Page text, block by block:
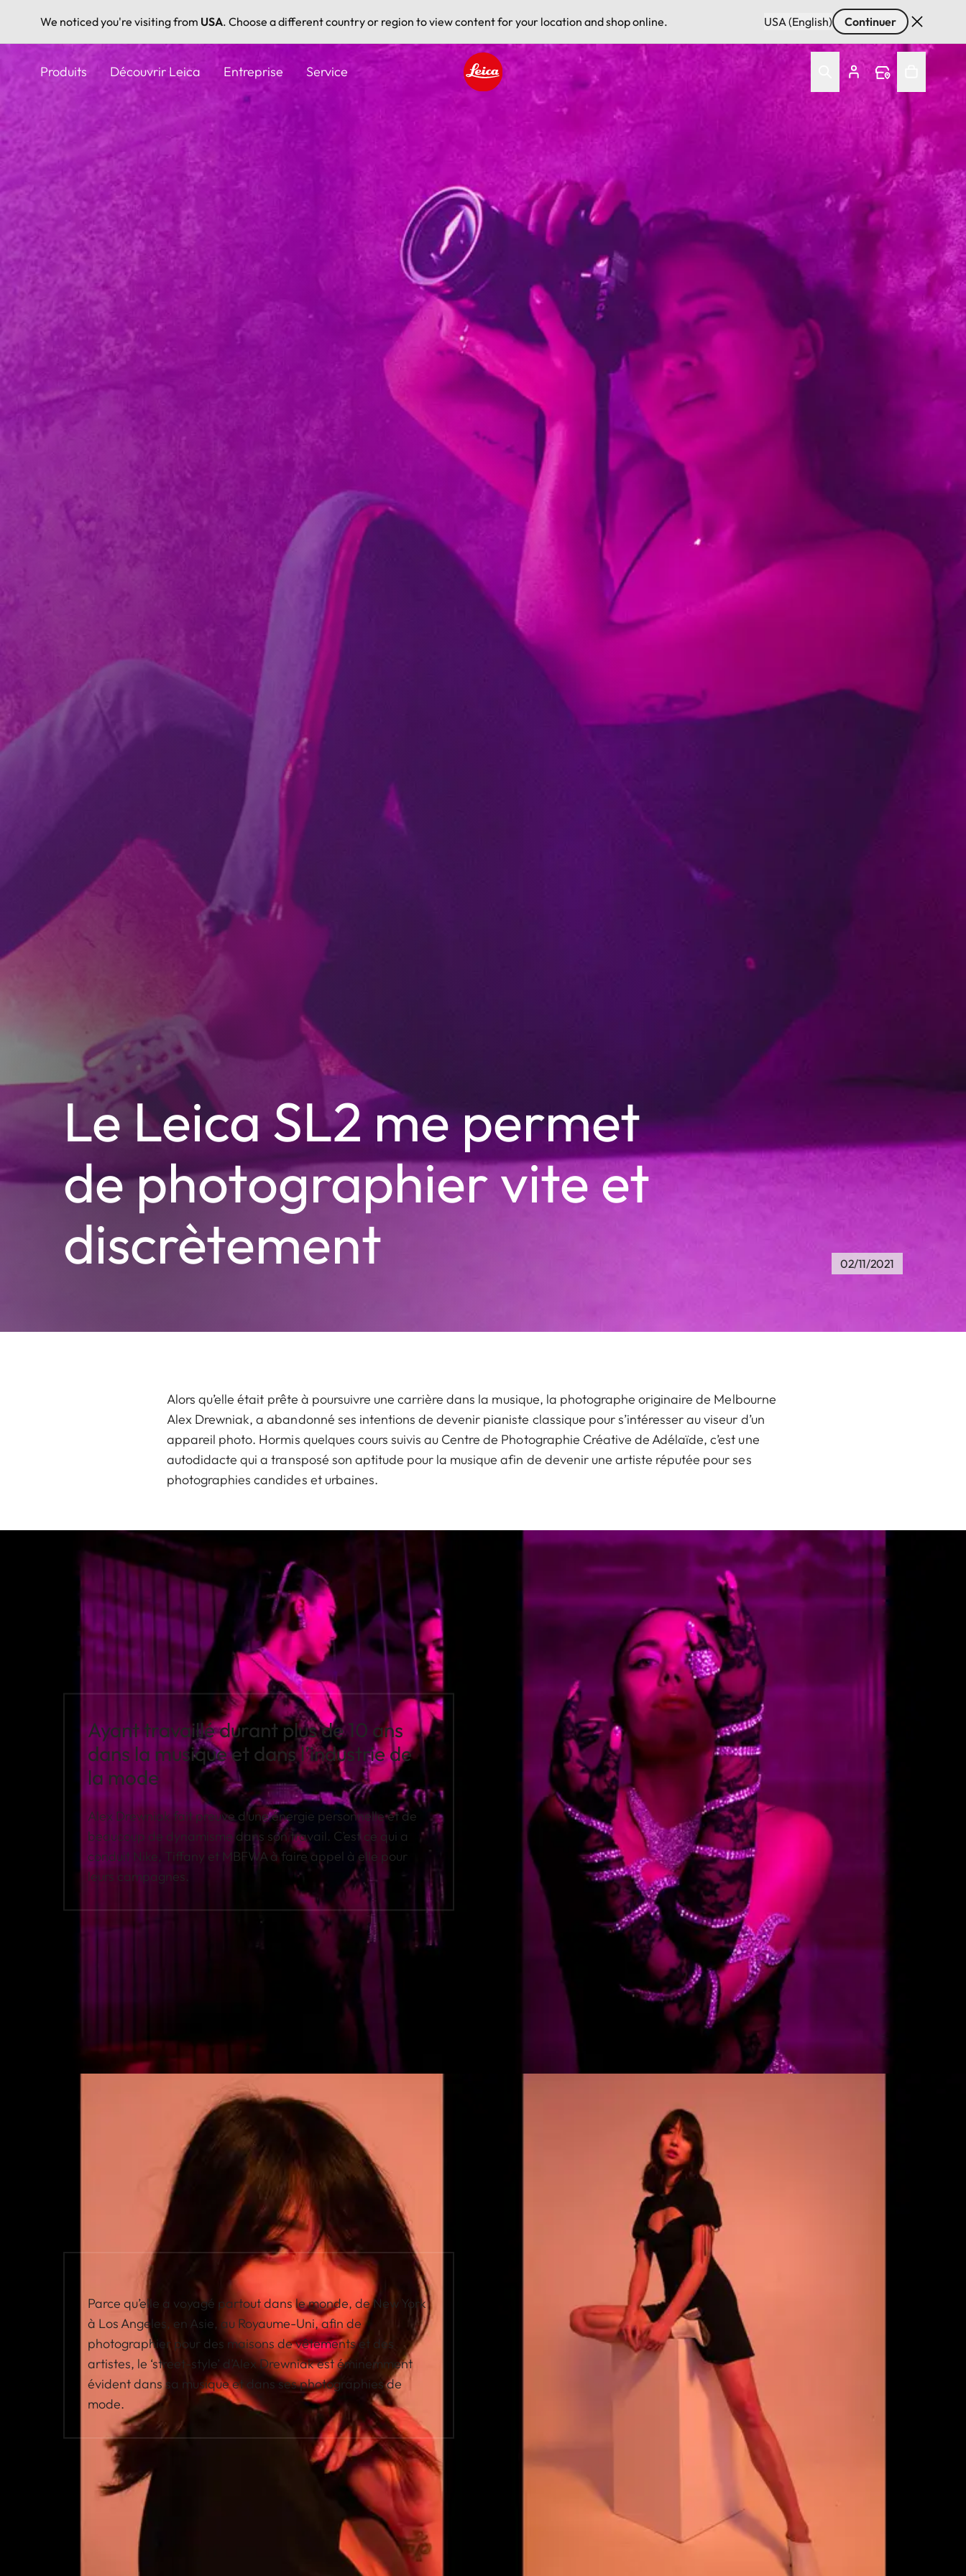
We noticed you're visiting from USA. Choose a different country or region to view content for your location and shop online. USA (English) Continuer
Produits Découvrir Leica Entreprise Service
Leica logo - Home
Le Leica SL2 me permet
de photographier vite et
discrètement
02/11/2021
Alors qu’elle était prête à poursuivre une carrière dans la musique, la photographe originaire de Melbourne
Alex Drewniak, a abandonné ses intentions de devenir pianiste classique pour s’intéresser au viseur d’un
appareil photo. Hormis quelques cours suivis au Centre de Photographie Créative de Adélaïde, c’est une
autodidacte qui a transposé son aptitude pour la musique afin de devenir une artiste réputée pour ses
photographies candides et urbaines.
Ayant travaillé durant plus de 10 ans
dans la musique et dans l’industrie de
la mode
Alex Drewniak fait preuve d’une énergie personnelle et de
beaucoup de dynamisme dans son travail. C’est ce qui a
conduit Nike, Tiffany et MBFWA à faire appel à elle pour
leurs campagnes.
Parce qu’elle a voyagé partout dans le monde, de New York
à Los Angeles, en Asie, au Royaume-Uni, afin de
photographier pour des maisons de vêtements et des
artistes, le ‘street-style’ d’Alex Drewniak est éminemment
évident dans sa musique et dans ses photographies de
mode.